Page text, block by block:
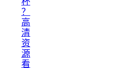
？
高
清
资
源
看